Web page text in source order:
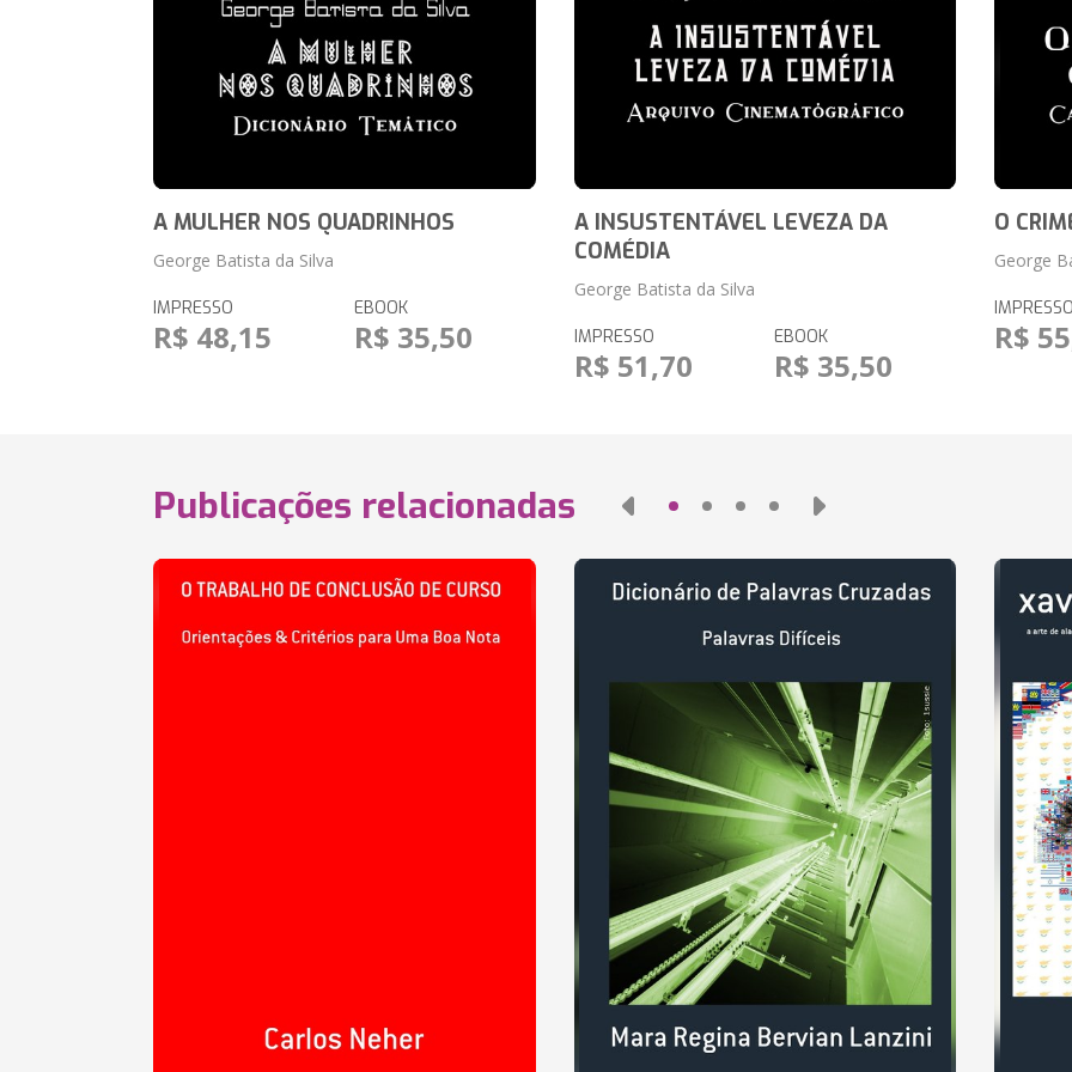
A MULHER NOS QUADRINHOS
George Batista da Silva
IMPRESSO
R$ 48,15
EBOOK
R$ 35,50
A INSUSTENTÁVEL LEVEZA DA
COMÉDIA
George Batista da Silva
IMPRESSO
R$ 51,70
EBOOK
R$ 35,50
O
George
IMPRESSO
R$
Publicações relacionadas